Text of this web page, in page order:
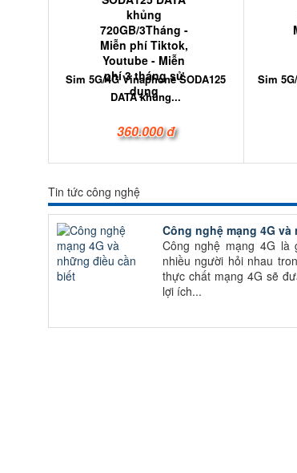
Sim 5G/4G Vinaphone SODA125
DATA khủng...
360.000 đ
Sim
Tin tức công nghệ
Công nghệ mạng 4G
Công nghệ mạng 4G
nhiều người hỏi nhau
thực chất mạng 4G sẽ
lợi ích...